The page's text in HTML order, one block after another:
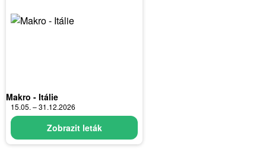
Makro - Itálie
15.05. – 31.12.2026
Zobrazit leták